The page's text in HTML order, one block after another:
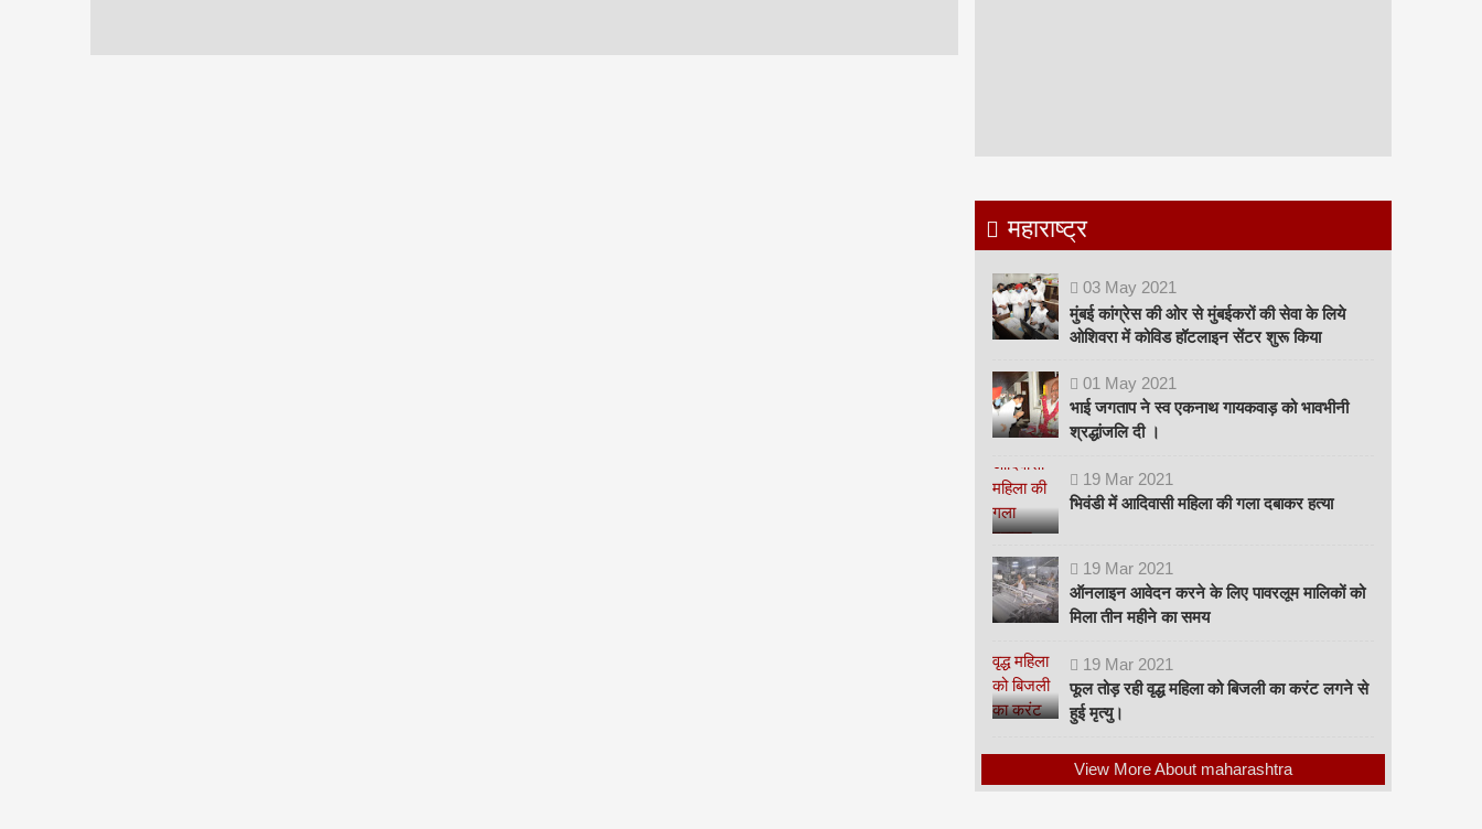
महाराष्ट्र
03 May 2021
मुंबई कांग्रेस की ओर से मुंबईकरों की सेवा के लिये
ओशिवरा में कोविड हॉटलाइन सेंटर शुरू किया
01 May 2021
भाई जगताप ने स्व एकनाथ गायकवाड़ को भावभीनी
श्रद्धांजलि दी ।
19 Mar 2021
भिवंडी में आदिवासी महिला की गला दबाकर हत्या
19 Mar 2021
ऑनलाइन आवेदन करने के लिए पावरलूम मालिकों को
मिला तीन महीने का समय
19 Mar 2021
फूल तोड़ रही वृद्ध महिला को बिजली का करंट लगने से
हुई मृत्यु।
View More About maharashtra